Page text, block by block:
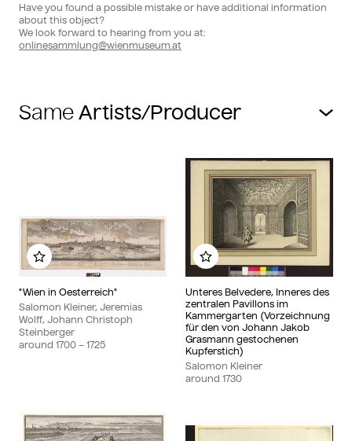
Have you found a possible mistake or have additional information
about this object?
We look forward to hearing from you at:
onlinesammlung@wienmuseum.at
Same
"Wien in Oesterreich"
Salomon Kleiner, Jeremias
Wolff, Johann Christoph
Steinberger
around 1700 – 1725
Add to my album
Unteres Belvedere, Inneres des
zentralen Pavillons im
Kammergarten (Vorzeichnung
für den von Johann Jakob
Grasmann gestochenen
Kupferstich)
Salomon Kleiner
around 1730
Add to my album